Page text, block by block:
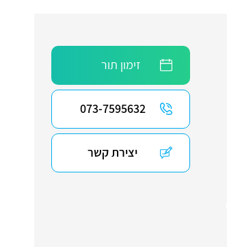
זימון תור
073-7595632
יצירת קשר